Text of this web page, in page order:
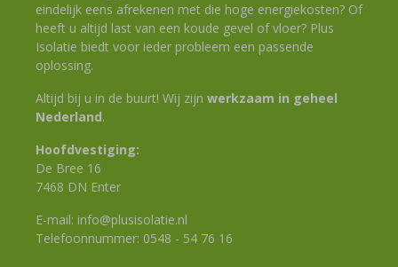
eindelijk eens afrekenen met die hoge energiekosten? Of
heeft u altijd last van een koude gevel of vloer? Plus
Isolatie biedt voor ieder probleem een passende
oplossing.
Altijd bij u in de buurt! Wij zijn werkzaam in geheel
Nederland.
Hoofdvestiging:
De Bree 16
7468 DN Enter
E-mail: info@plusisolatie.nl
Telefoonnummer: 0548 - 54 76 16